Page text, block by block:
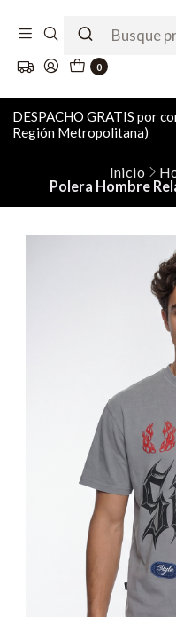
0
DESPACHO GRATIS por
Región Metropolitana)
Inicio
Polera Hombre